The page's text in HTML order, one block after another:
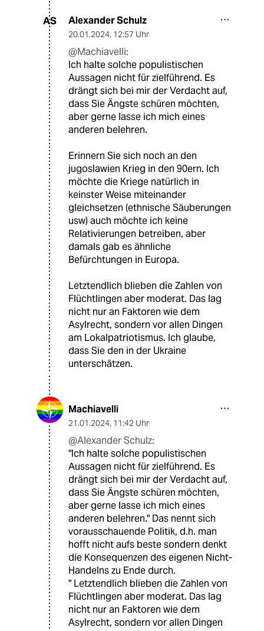
AS Alexander Schulz
20.01.2024, 12:57 Uhr
@Machiavelli:
Ich halte solche populistischen
Aussagen nicht für zielführend. Es
drängt sich bei mir der Verdacht auf,
dass Sie Ängste schüren möchten,
aber gerne lasse ich mich eines
anderen belehren.
Erinnern Sie sich noch an den
jugoslawien Krieg in den 90ern. Ich
möchte die Kriege natürlich in
keinster Weise miteinander
gleichsetzen (ethnische Säuberungen
usw) auch möchte ich keine
Relativierungen betreiben, aber
damals gab es ähnliche
Befürchtungen in Europa.
Letztendlich blieben die Zahlen von
Flüchtlingen aber moderat. Das lag
nicht nur an Faktoren wie dem
Asylrecht, sondern vor allen Dingen
am Lokalpatriotismus. Ich glaube,
dass Sie den in der Ukraine
unterschätzen.
Machiavelli
21.01.2024, 11:42 Uhr
@Alexander Schulz:
"Ich halte solche populistischen
Aussagen nicht für zielführend. Es
drängt sich bei mir der Verdacht auf,
dass Sie Ängste schüren möchten,
aber gerne lasse ich mich eines
anderen belehren." Das nennt sich
vorausschauende Politik, d.h. man
hofft nicht aufs beste sondern denkt
die Konsequenzen des eigenen Nicht-
Handelns zu Ende durch.
" Letztendlich blieben die Zahlen von
Flüchtlingen aber moderat. Das lag
nicht nur an Faktoren wie dem
Asylrecht, sondern vor allen Dingen